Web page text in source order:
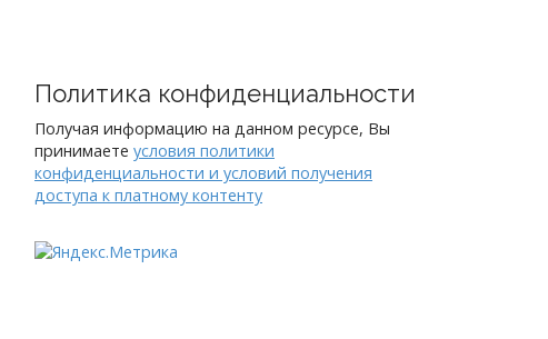
Политика конфиденциальности
Получая информацию на данном ресурсе, Вы
принимаете условия политики
конфиденциальности и условий получения
доступа к платному контенту